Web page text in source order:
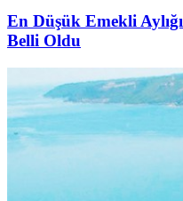
En Düşük Emekli
Belli Oldu